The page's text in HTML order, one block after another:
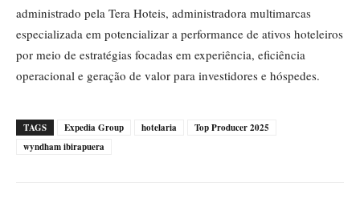
administrado pela Tera Hoteis, administradora multimarcas
especializada em potencializar a performance de ativos hoteleiros
por meio de estratégias focadas em experiência, eficiência
operacional e geração de valor para investidores e hóspedes.
TAGS Expedia Group hotelaria
Top Producer 2025
wyndham ibirapuera